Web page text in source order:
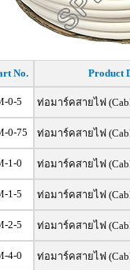
No. Product
0-5 ท่อมาร์คสายไฟ
0-75 ท่อมาร์คสายไฟ
1-0 ท่อมาร์คสายไฟ
1-5 ท่อมาร์คสายไฟ
2-5 ท่อมาร์คสายไฟ
4-0 ท่อมาร์คสายไฟ